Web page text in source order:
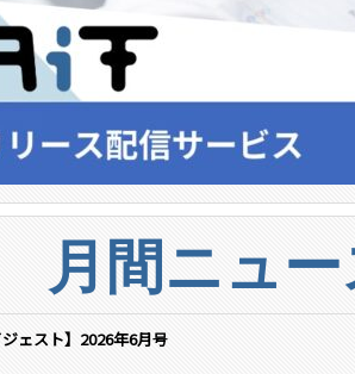
月間ニュ
ジェスト】2026年6月号